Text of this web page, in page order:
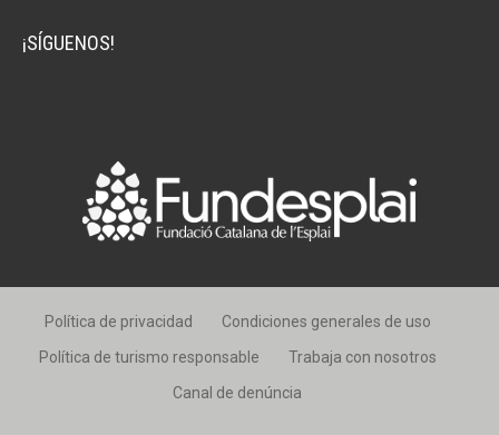
¡SÍGUENOS!
Política de privacidad
Condiciones generales de uso
Política de turismo responsable
Trabaja con nosotros
Canal de denúncia